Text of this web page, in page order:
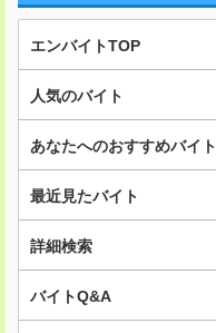
エンバイトTOP
人気のバイト
あなたへのおすすめバイト
最近見たバイト
詳細検索
バイトQ&A